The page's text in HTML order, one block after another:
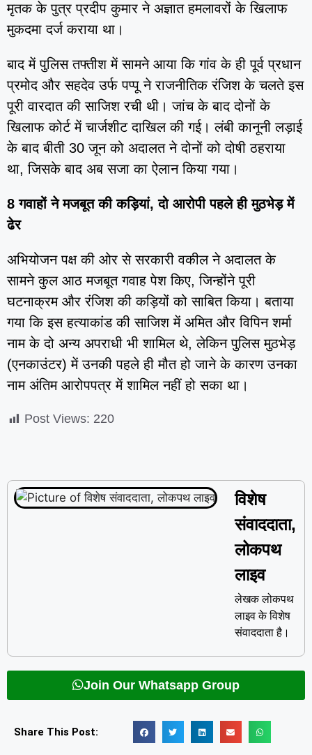
मृतक के पुत्र प्रदीप कुमार ने अज्ञात हमलावरों के खिलाफ
मुकदमा दर्ज कराया था।
बाद में पुलिस तफ्तीश में सामने आया कि गांव के ही पूर्व प्रधान
प्रमोद और सहदेव उर्फ पप्पू ने राजनीतिक रंजिश के चलते इस
पूरी वारदात की साजिश रची थी। जांच के बाद दोनों के
खिलाफ कोर्ट में चार्जशीट दाखिल की गई। लंबी कानूनी लड़ाई
के बाद बीती 30 जून को अदालत ने दोनों को दोषी ठहराया
था, जिसके बाद अब सजा का ऐलान किया गया।
8 गवाहों ने मजबूत की कड़ियां, दो आरोपी पहले ही मुठभेड़ में
ढेर
अभियोजन पक्ष की ओर से सरकारी वकील ने अदालत के
सामने कुल आठ मजबूत गवाह पेश किए, जिन्होंने पूरी
घटनाक्रम और रंजिश की कड़ियों को साबित किया। बताया
गया कि इस हत्याकांड की साजिश में अमित और विपिन शर्मा
नाम के दो अन्य अपराधी भी शामिल थे, लेकिन पुलिस मुठभेड़
(एनकाउंटर) में उनकी पहले ही मौत हो जाने के कारण उनका
नाम अंतिम आरोपपत्र में शामिल नहीं हो सका था।
Post Views: 220
विशेष
संवाददाता,
लोकपथ
लाइव
लेखक लोकपथ
लाइव के विशेष
संवाददाता है।
Join Our Whatsapp Group
Share This Post: